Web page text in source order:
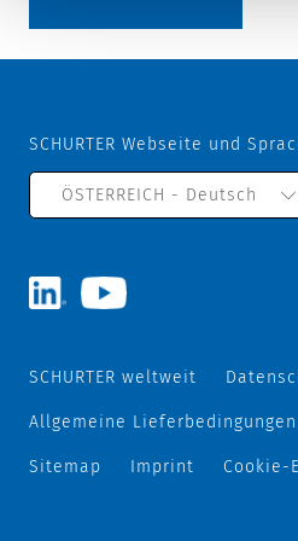
SCHURTER Webseite und
ÖSTERREICH - Deutsch
SCHURTER weltweit
Allgemeine Lieferbedingungen
Sitemap Imprint Cookie-